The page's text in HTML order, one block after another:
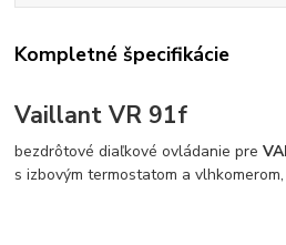
Kompletné špecifikácie
Vaillant VR 91f
bezdrôtové diaľkové ovládanie pre
s izbovým termostatom a